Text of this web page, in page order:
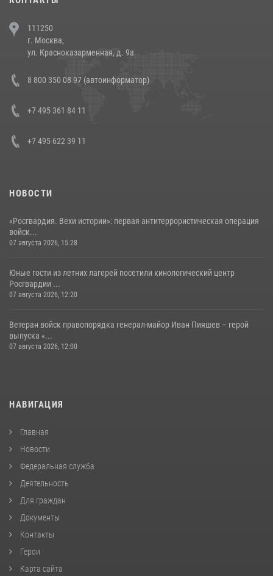
напавших на бригаду скорой помощи (видео)
14 июля 2026, 12:20
В Росгвардии прошла военно-научная конференция по обобщению
боевого опыта
111250
г. Москва,
ул. Красноказарменная, д. 9а
8 800 350 08 97 (автоинформатор)
+7 495 361 84 11
+7 495 622 39 11
НОВОСТИ
«Росгвардия. Вехи истории»: первая антитеррористическая операция
войск...
07 августа 2026, 15:28
Юные гости из летних лагерей посетили кинологический центр
Росгвардии ...
07 августа 2026, 12:20
Ветеран войск правопорядка генерал-майор Иван Пияшев – герой
выпуска «...
07 августа 2026, 12:00
НАВИГАЦИЯ
Главная
Новости
Федеральная служба
Деятельность
Для граждан
Документы
Контакты
Герои
Карта сайта